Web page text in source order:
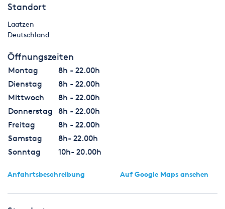
Standort
Laatzen
Deutschland
Öffnungszeiten
Montag
8h - 22.00h
Dienstag
8h - 22.00h
Mittwoch
8h - 22.00h
Donnerstag
8h - 22.00h
Freitag
8h - 22.00h
Samstag
8h- 22.00h
Sonntag
10h- 20.00h
Anfahrtsbeschreibung Auf Google Maps ansehen